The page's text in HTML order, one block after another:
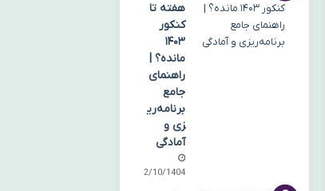
هفته تا
کنکور
۱۴۰۳
مانده؟ |
راهنمای
جامع
برنامه‌ری
زی و
آمادگی
02/10/1404